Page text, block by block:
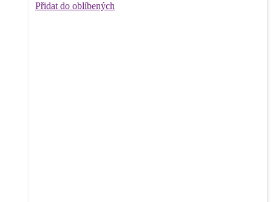
Přidat do oblíbených